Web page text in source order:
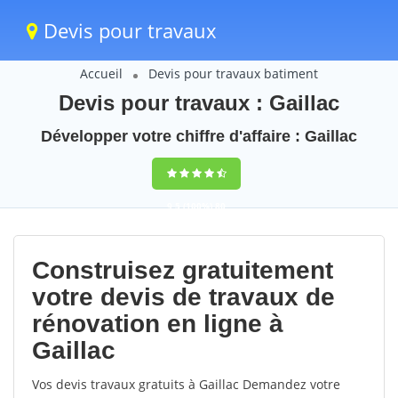
Devis pour travaux
Accueil Devis pour travaux batiment
Devis pour travaux : Gaillac
Développer votre chiffre d'affaire : Gaillac
9,5(100%)80
votes
Construisez gratuitement
votre devis de travaux de
rénovation en ligne à
Gaillac
Vos devis travaux gratuits à Gaillac Demandez votre